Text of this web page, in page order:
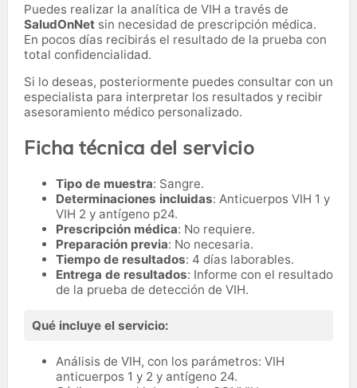
Puedes realizar la analítica de VIH a través de
SaludOnNet sin necesidad de prescripción médica.
En pocos días recibirás el resultado de la prueba con
total confidencialidad.
Si lo deseas, posteriormente puedes consultar con un
especialista para interpretar los resultados y recibir
asesoramiento médico personalizado.
Ficha técnica del servicio
Tipo de muestra: Sangre.
Determinaciones incluidas: Anticuerpos VIH 1 y
VIH 2 y antígeno p24.
Prescripción médica: No requiere.
Preparación previa: No necesaria.
Tiempo de resultados: 4 días laborables.
Entrega de resultados: Informe con el resultado
de la prueba de detección de VIH.
Qué incluye el servicio:
Análisis de VIH, con los parámetros: VIH
anticuerpos 1 y 2 y antígeno 24.